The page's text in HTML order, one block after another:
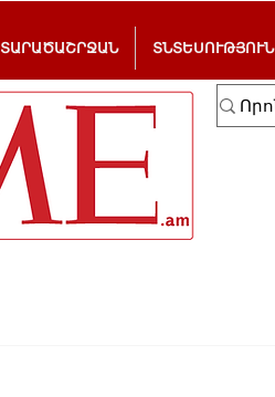
ՏԱՐԱԾԱՇՐՋԱՆ ՏՆՏԵՍՈՒԹՅՈՒՆ